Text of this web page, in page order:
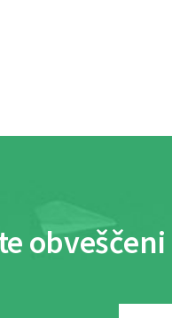
obveščeni